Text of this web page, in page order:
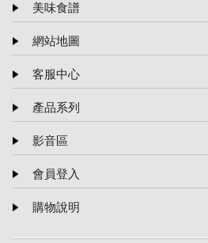
美味食譜
網站地圖
客服中心
產品系列
火鍋湯底系列
即食小菜系列
醬料系列
影音區
平面報導
影音報導
料理短片
會員登入
忘記密碼
購物說明
訂單進度